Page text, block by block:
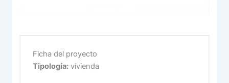
Ficha del proyecto
Tipología:vivienda